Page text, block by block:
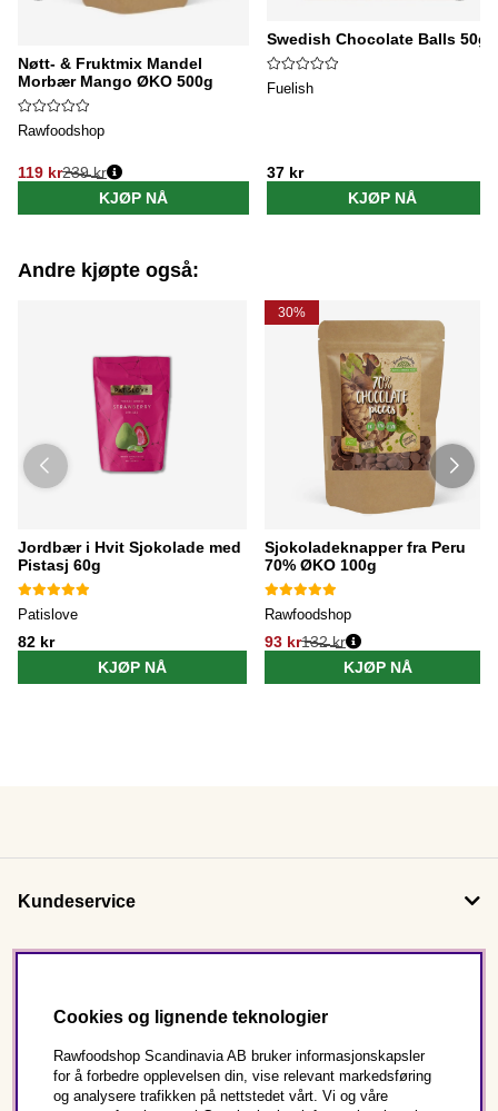
Nøtt- & Fruktmix Mandel
Morbær Mango ØKO 500g
Rawfoodshop
119 kr
Vanlig pris:
239 kr
KJØP NÅ
Swedish Chocolate Balls 50g
Fuelish
37 kr
KJØP NÅ
Andre kjøpte også:
Jordbær i Hvit Sjokolade med
Pistasj 60g
Patislove
82 kr
KJØP NÅ
30%
Sjokoladeknapper fra Peru
70% ØKO 100g
Rawfoodshop
93 kr132 kr
KJØP NÅ
Kundeservice
Dette er Rawfoodshop
Cookies og lignende teknologier
Rawfoodshop Scandinavia AB bruker informasjonskapsler
for å forbedre opplevelsen din, vise relevant markedsføring
og analysere trafikken på nettstedet vårt. Vi og våre